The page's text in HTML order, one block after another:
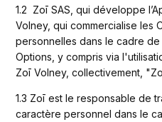
1.2  Zoī SAS, qui développe
Volney, qui commercialise les
personnelles dans le cadre
Options, y compris via
Zoī Volney, collectivement,
1.3 Zoī est le responsable de
caractère personnel dans le